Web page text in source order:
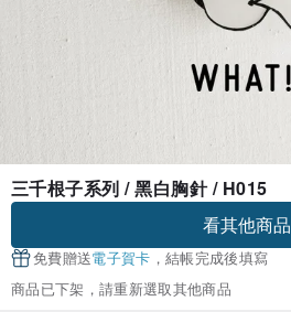
三千根子系列 / 黑白胸針 / H015
看其他商品
免費贈送電子賀卡 ，結帳完成後填寫
商品已下架，請重新選取其他商品